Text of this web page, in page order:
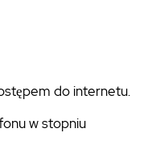
do internetu.
w stopniu